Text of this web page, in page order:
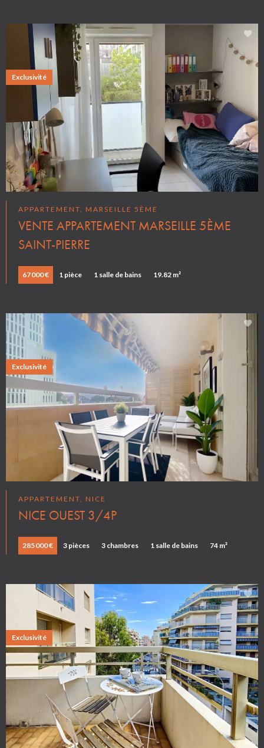
APPARTEMENT, MARSEILLE 5ÈME
VENTE APPARTEMENT MARSEILLE 5ÈME
SAINT-PIERRE
67 000 € 1 pièce 1 salle de bains 19.82 m²
Exclusivité
APPARTEMENT, NICE
NICE OUEST 3/4P
285 000 € 3 pièces 3 chambres 1 salle de bains 74 m²
Exclusivité
Exclusivité